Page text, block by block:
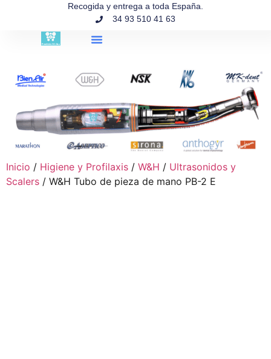
Recogida y entrega a toda España.
34 93 510 41 63
Inicio / Higiene y Profilaxis / W&H / Ultrasonidos y
Scalers / W&H Tubo de pieza de mano PB-2 E